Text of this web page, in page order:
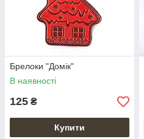
Брелоки "Домік"
В наявності
125 ₴
Купити